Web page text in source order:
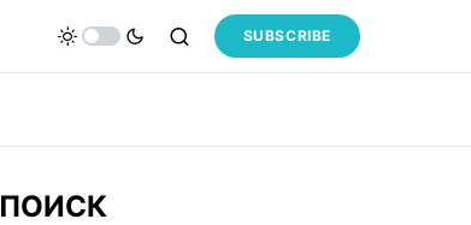
SUBSCRIBE
ПОИСК